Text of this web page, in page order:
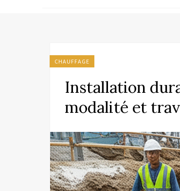
CHAUFFAGE
Installation
modalité et